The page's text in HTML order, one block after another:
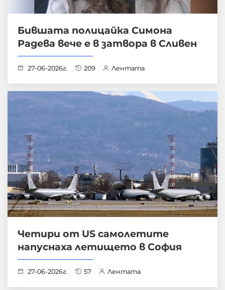
Бившата полицайка Симона
Радева вече е в затвора в Сливен
27-06-2026г. 209 Лентата
Четири от US самолетите
напуснаха летището в София
27-06-2026г. 57 Лентата